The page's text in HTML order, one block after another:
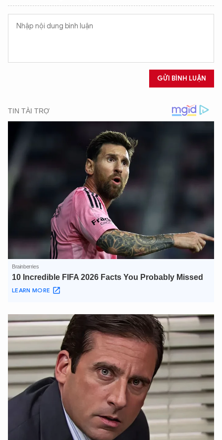
GỬI BÌNH LUẬN